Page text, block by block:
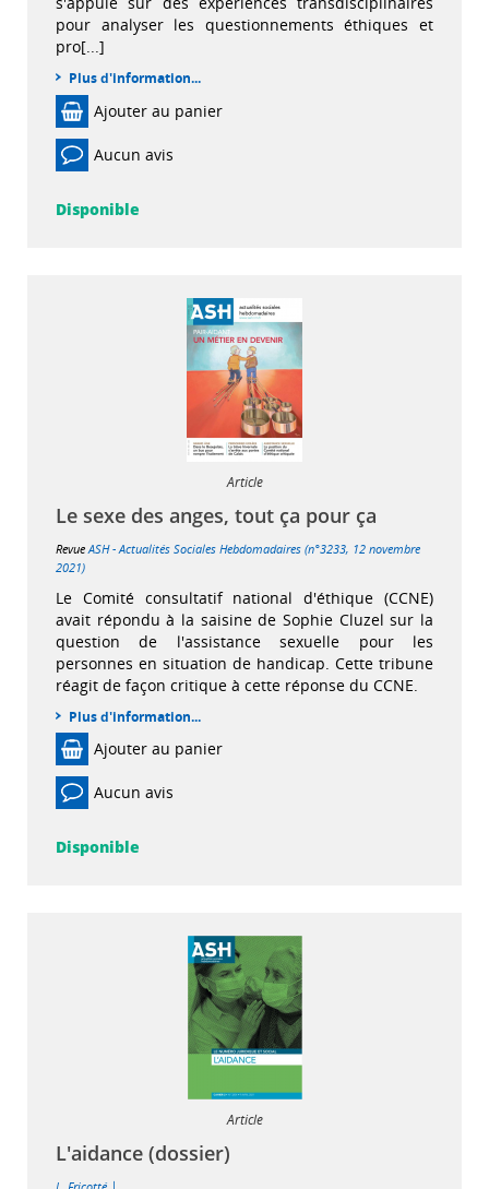
pour analyser les questionnements éthiques et
pro[...]
Plus d'information...
Ajouter au panier
Aucun avis
Disponible
Article
Le sexe des anges, tout ça pour ça
Revue ASH - Actualités Sociales Hebdomadaires (n°3233, 12 novembre
2021)
Le Comité consultatif national d'éthique (CCNE)
avait répondu à la saisine de Sophie Cluzel sur la
question de l'assistance sexuelle pour les
personnes en situation de handicap. Cette tribune
réagit de façon critique à cette réponse du CCNE.
Plus d'information...
Ajouter au panier
Aucun avis
Disponible
Article
L'aidance (dossier)